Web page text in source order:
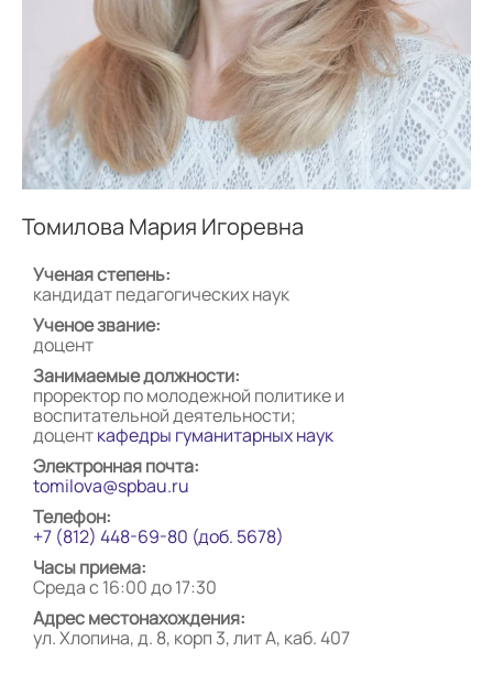
Томилова Мария Игоревна
Ученая степень:
кандидат педагогических наук
Ученое звание:
доцент
Занимаемые должности:
проректор по молодежной политике и
воспитательной деятельности;
доценткафедры гуманитарных наук
Электронная почта:
tomilova@spbau.ru
Телефон:
+7 (812) 448-69-80 (доб. 5678)
Часы приема:
Среда с 16:00 до 17:30
Адрес местонахождения:
ул. Хлопина, д. 8, корп 3, лит А, каб. 407